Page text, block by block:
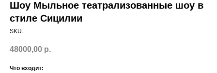
Шоу Мыльное театрализованные шоу в
стиле Сицилии
SKU:
48000,00 р.
Что входит: